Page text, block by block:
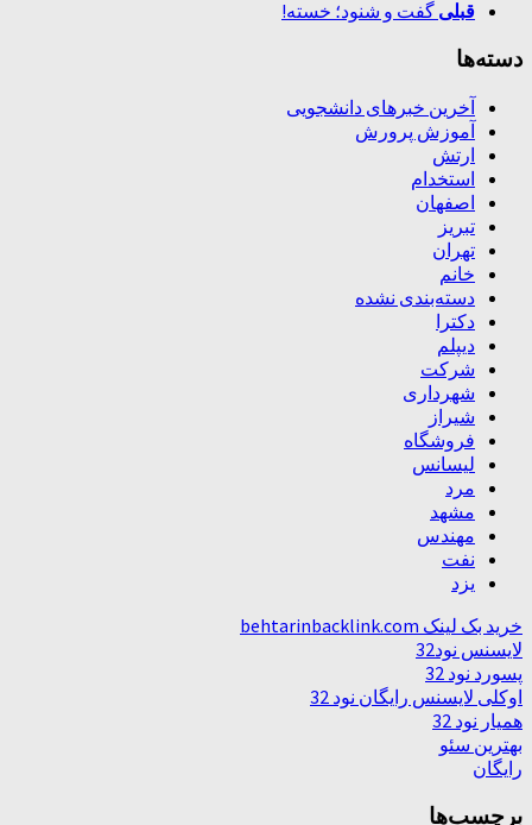
قبلی گفت و شنود؛ خسته!
دسته‌ها
آخرین خبرهای دانشجویی
آموزش پرورش
ارتش
استخدام
اصفهان
تبریز
تهران
خانم
دسته‌بندی نشده
دکترا
دیپلم
شرکت
شهرداری
شیراز
فروشگاه
لیسانس
مرد
مشهد
مهندس
نفت
یزد
خرید بک لینک behtarinbacklink.com
لایسنس نود32
پسورد نود 32
اوکلی لایسنس رایگان نود 32
همیار نود 32
بهترین سئو
رایگان
برچسب‌ها